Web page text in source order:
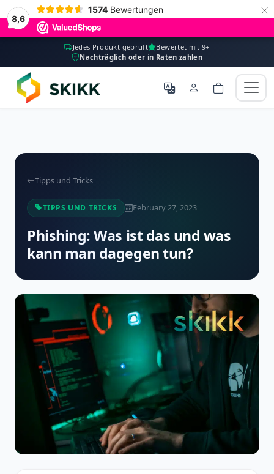
8,6
1574 Bewertungen ×
Jedes Produkt geprüft
Bewertet mit 9+
Nachträglich oder in Raten zahlen
Tipps und Tricks
TIPPS UND TRICKS February 27, 2023
Phishing: Was ist das und was
kann man dagegen tun?